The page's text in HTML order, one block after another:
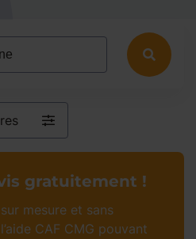
gratuitement !
mesure et sans
CAF CMG pouvant